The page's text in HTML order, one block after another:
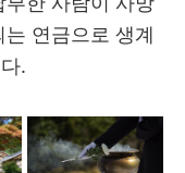
연금으로 생계
.